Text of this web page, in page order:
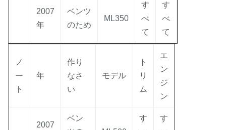
2007
年
ベンツ
のため
ML350
す
べ
て
す
べ
て
ノ
ー
ト
年
作り
なさ
い
モデル
ト
リ
ム
エ
ン
ジ
ン
2007
ベン
す
す